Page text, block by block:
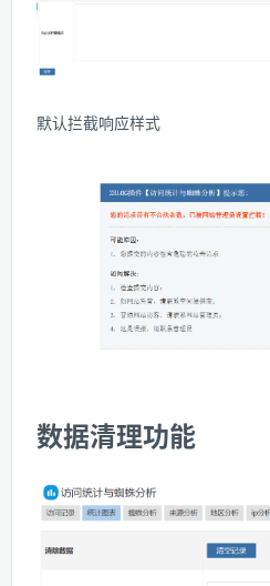
默认拦截响应样式
数据清理功能